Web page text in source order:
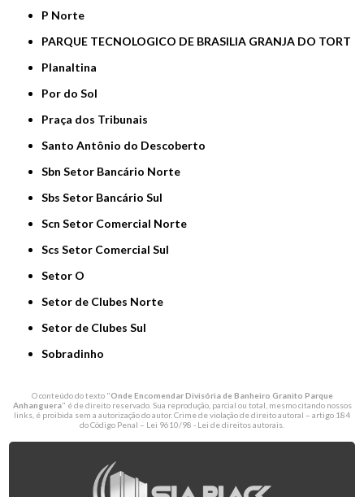
P Norte
PARQUE TECNOLOGICO DE BRASILIA GRANJA DO TORT
Planaltina
Por do Sol
Praça dos Tribunais
Santo Antônio do Descoberto
Sbn Setor Bancário Norte
Sbs Setor Bancário Sul
Scn Setor Comercial Norte
Scs Setor Comercial Sul
Setor O
Setor de Clubes Norte
Setor de Clubes Sul
Sobradinho
O conteúdo do texto "Onde Encomendar Divisória de Banheiro Granito Parque
Anhanguera" é de direito reservado. Sua reprodução, parcial ou total, mesmo citando nossos
links, é proibida sem a autorização do autor. Crime de violação de direito autoral – artigo 184
do Código Penal – Lei 9610/98 - Lei de direitos autorais